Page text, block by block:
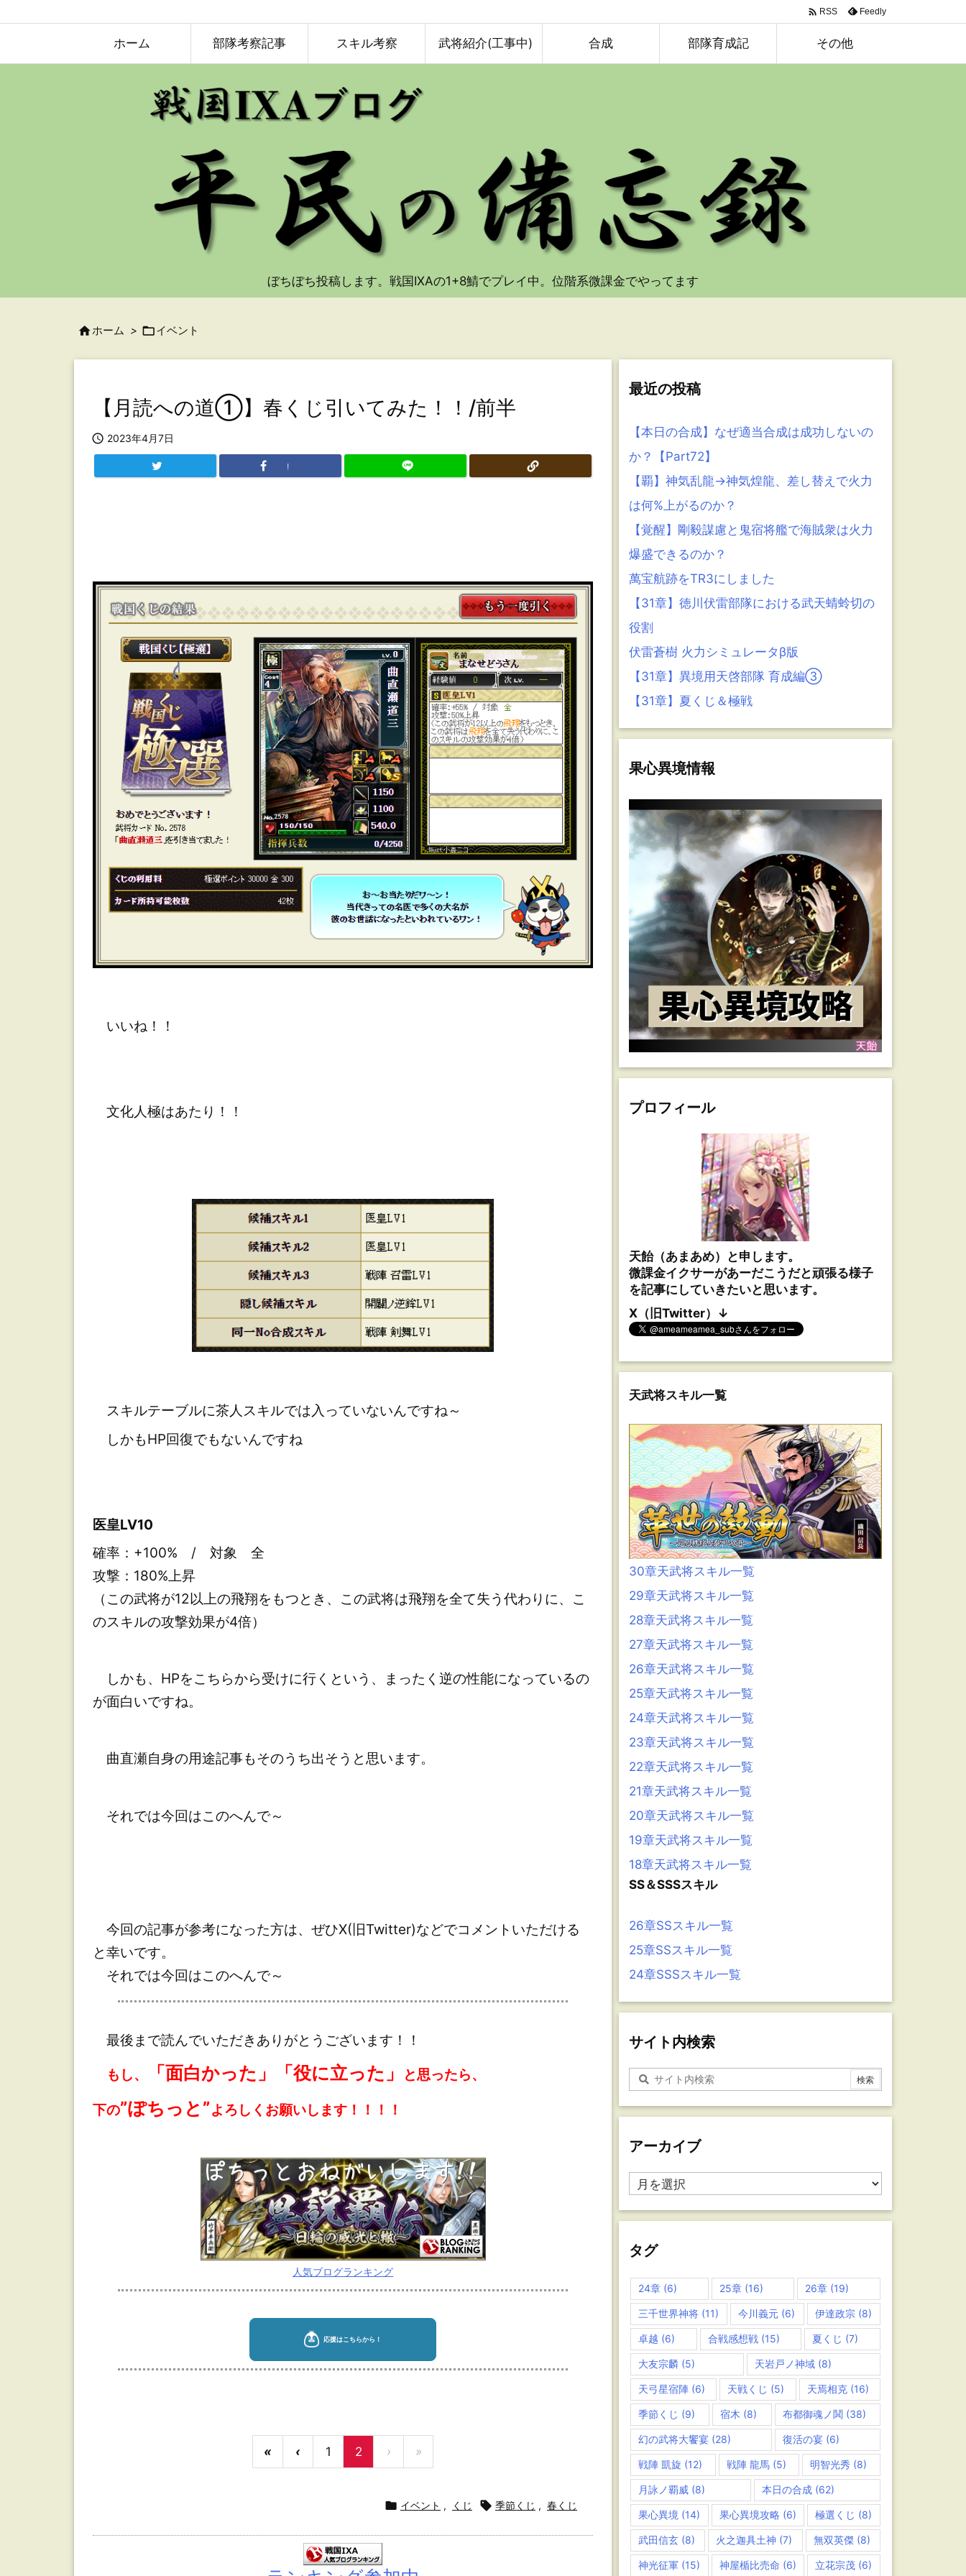
ホーム 部隊考察記事 スキル考察 武将紹介(工事中) 合成 部隊育成記 その他
 RSS Feedly
ぼちぼち投稿します。戦国IXAの1+8鯖でプレイ中。位階系微課金でやってます
ホーム > イベント
【月読への道①】春くじ引いてみた！！/前半
 2023年4月7日
!
いいね！！
文化人極はあたり！！
スキルテーブルに茶人スキルでは入っていないんですね～
しかもHP回復でもないんですね
医皇LV10
確率：+100% / 対象 全
攻撃：180%上昇
（この武将が12以上の飛翔をもつとき、この武将は飛翔を全て失う代わりに、こ
のスキルの攻撃効果が4倍）
しかも、HPをこちらから受けに行くという、まったく逆の性能になっているの
が面白いですね。
曲直瀬自身の用途記事もそのうち出そうと思います。
それでは今回はこのへんで～
今回の記事が参考になった方は、ぜひX(旧Twitter)などでコメントいただける
と幸いです。
それでは今回はこのへんで～
最後まで読んでいただきありがとうございます！！
もし、 「面白かった」「役に立った」 と思ったら、
下の”ぽちっと”よろしくお願いします！！！！
人気ブログランキング
« ‹ 1 2 › »
 イベント , くじ  季節くじ , 春くじ
最近の投稿
【本日の合成】なぜ適当合成は成功しないの
か？【Part72】
【覇】神気乱龍→神気煌龍、差し替えで火力
は何%上がるのか？
【覚醒】剛毅謀慮と鬼宿将艦で海賊衆は火力
爆盛できるのか？
萬宝航跡をTR3にしました
【31章】徳川伏雷部隊における武天蜻蛉切の
役割
伏雷蒼樹 火力シミュレータβ版
【31章】異境用天啓部隊 育成編③
【31章】夏くじ＆極戦
果心異境情報
プロフィール
天飴（あまあめ）と申します。
微課金イクサーがあーだこうだと頑張る様子
を記事にしていきたいと思います。
X（旧Twitter）↓
天武将スキル一覧
30章天武将スキル一覧
29章天武将スキル一覧
28章天武将スキル一覧
27章天武将スキル一覧
26章天武将スキル一覧
25章天武将スキル一覧
24章天武将スキル一覧
23章天武将スキル一覧
22章天武将スキル一覧
21章天武将スキル一覧
20章天武将スキル一覧
19章天武将スキル一覧
18章天武将スキル一覧
SS＆SSSスキル
26章SSスキル一覧
25章SSスキル一覧
24章SSSスキル一覧
サイト内検索
アーカイブ
ア
ー
カ
ブ
タグ
24章 (6) 25章(16) 26章 (19)
三千世界神将 (11) 今川義元 (6) 伊達政宗(8)
卓越 (6) 合戦感想戦(15) 夏くじ (7)
大友宗麟 (5) 天岩戸ノ神域 (8)
天弓星宿陣 (6) 天戦くじ (5) 天焉相克(16)
季節くじ (9) 宿木 (8) 布都御魂ノ鬨(38)
幻の武将大饗宴 (28) 復活の宴 (6)
戦陣 凱旋 (12) 戦陣 龍馬(5) 明智光秀 (8)
月詠ノ覇威 (8) 本日の合成 (62)
果心異境 (14) 果心異境攻略 (6) 極選くじ (8)
武田信玄 (8) 火之迦具土神 (7) 無双英傑(8)
神光征軍 (15) 神屋楯比売命 (6) 立花宗茂 (6)